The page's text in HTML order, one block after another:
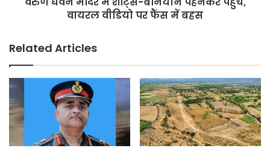
बहस
वायरल वीडियो पर फैंस में बहस
Related Articles